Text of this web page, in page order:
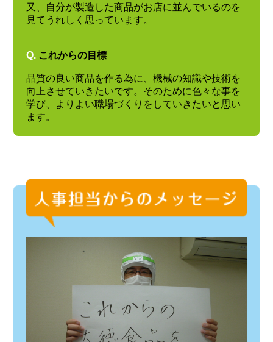
又、自分が製造した商品がお店に並んでいるのを
見てうれしく思っています。
Q. これからの目標
品質の良い商品を作る為に、機械の知識や技術を
向上させていきたいです。そのために色々な事を
学び、よりよい職場づくりをしていきたいと思い
ます。